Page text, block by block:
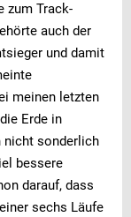
zum Track-
auch der
und damit
meinen letzten
Erde in
nicht sonderlich
bessere
darauf, dass
sechs Läufe